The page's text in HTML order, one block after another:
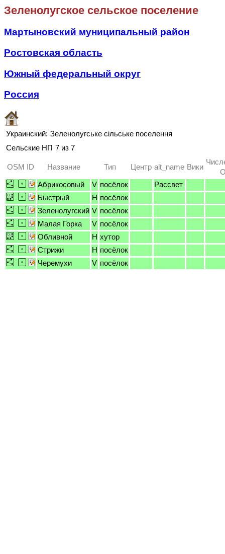
Зеленолугское сельское поселение
Мартыновский муниципальный район
Ростовская область
Южный федеральный округ
Россия
Украинский: Зеленолугське сільське поселення
Сельские НП 7 из 7
OSM ID Название Тип Центр alt_name Вики
Абрикосовый
V посёлок
Рассвет
Быстрый
H посёлок
Зеленолугский V посёлок
Малая Горка
V посёлок
Обливной
H хутор
Стрижи
H посёлок
Черемухи
V посёлок